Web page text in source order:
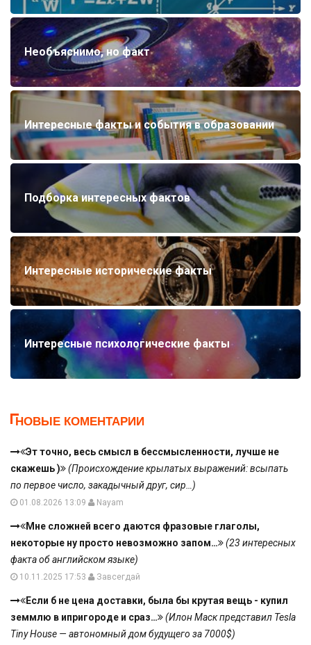
Необъяснимо, но факт
Интересные факты и события в образовании
Подборка интересных фактов
Интересные исторические факты
Интересные психологические факты
НОВЫЕ КОМЕНТАРИИ
Эт точно, весь смысл в бессмысленности, лучше не
скажешь )
(Происхождение крылатых выражений: всыпать
по первое число, закадычный друг, сир…)
01.08.2026 13:09 Nayam
Мне сложней всего даются фразовые глаголы,
некоторые ну просто невозможно запом…
(23 интересных
факта об английском языке)
10.11.2025 17:53 Завсегдай
Если б не цена доставки, была бы крутая вещь - купил
земмлю в ипригороде и сраз…
(Илон Маск представил Tesla
Tiny House — автономный дом будущего за 7000$)